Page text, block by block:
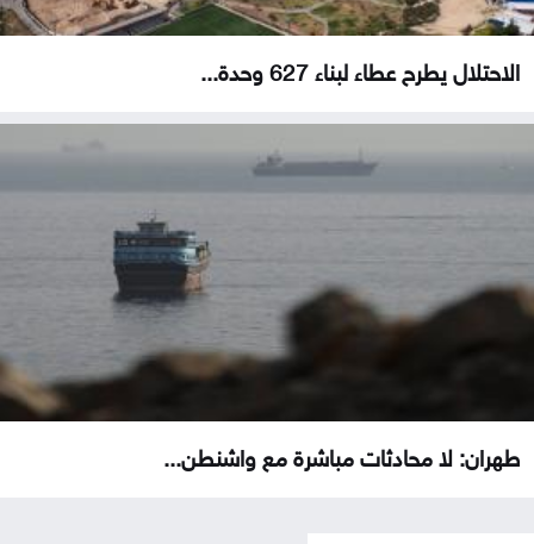
الاحتلال يطرح عطاء لبناء 627 وحدة...
طهران: لا محادثات مباشرة مع واشنطن...